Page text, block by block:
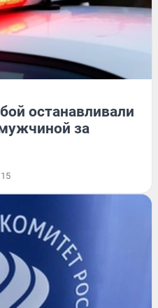
останавливали
за
15